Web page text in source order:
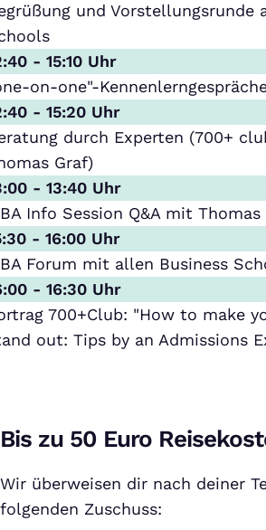
und Vorstellungsrunde
- 15:10 Uhr
on-one"-
- 15:20 Uhr
durch Experten (700+
Graf)
- 13:40 Uhr
Info Session Q&A mit Thomas
- 16:00 Uhr
Forum mit allen Business
- 16:30 Uhr
700+Club: "How to make
out: Tips by an Admissions
Bis zu 50 Euro
Wir überweisen dir nach deiner
folgenden Zuschuss: